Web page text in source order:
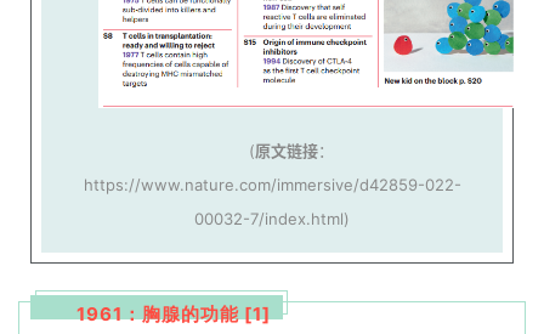
(原文链接：
https://www.nature.com/immersive/d42859-022-
00032-7/index.html)
1961：胸腺的功能 [1]